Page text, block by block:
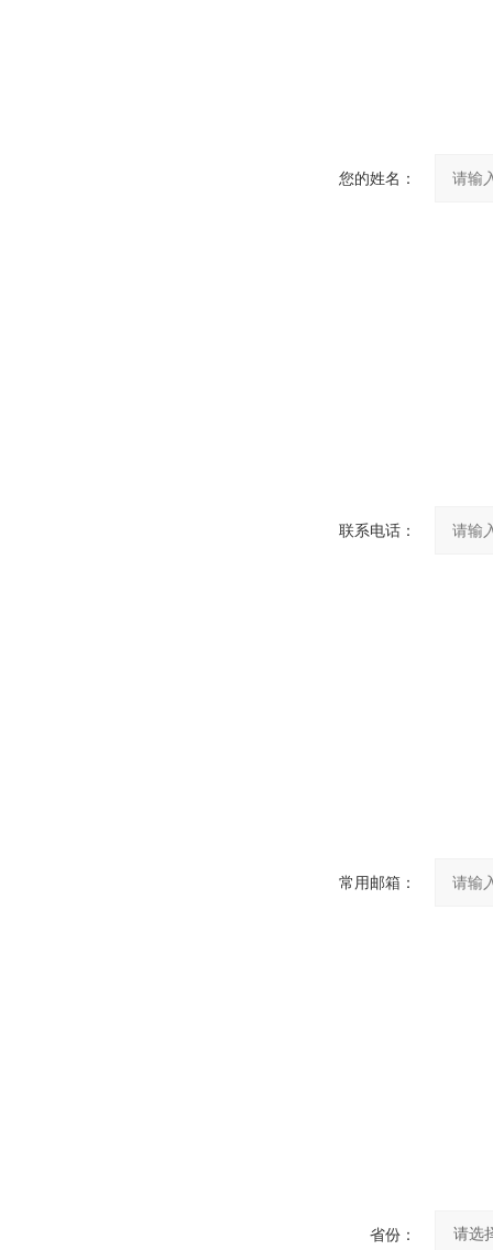
您的姓名：
联系电话：
常用邮箱：
省份：